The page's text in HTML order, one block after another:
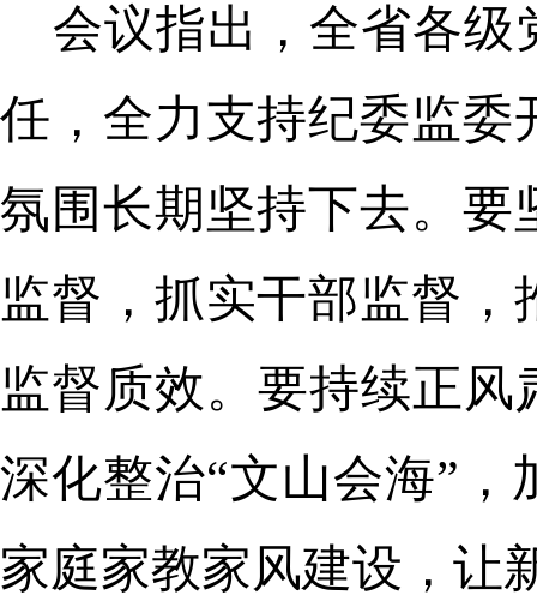
会议指出，全省各级
任，全力支持纪委监委
氛围长期坚持下去。
监督，抓实干部监督
监督质效。要持续正
深化整治“文山会海”
家庭家教家风建设，让